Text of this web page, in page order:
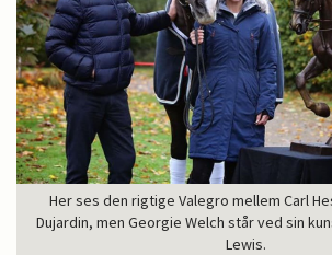
Her ses den rigtige Valegro mellem Carl
Dujardin, men Georgie Welch står ved sin
Lewis.